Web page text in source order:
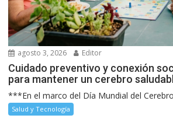
agosto 3, 2026 Editor
Cuidado preventivo y conexión
para mantener un cerebro
***En el marco del Día Mundial del
Salud y Tecnología